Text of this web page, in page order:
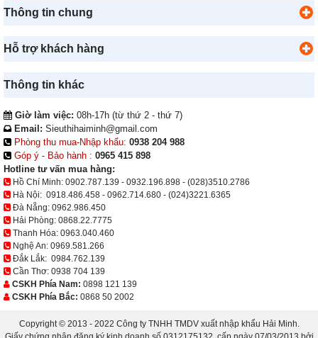
Thông tin chung
Hỗ trợ khách hàng
Thông tin khác
Giờ làm việc: 08h-17h (từ thứ 2 - thứ 7)
Email: Sieuthihaiminh@gmail.com
Phòng thu mua-Nhập khẩu: 0938 204 988
Góp ý - Bảo hành : 0965 415 898
Hotline tư vấn mua hàng:
Hồ Chí Minh: 0902.787.139 - 0932.196.898 - (028)3510.2786
Hà Nội: 0918.486.458 - 0962.714.680 - (024)3221.6365
Đà Nẵng: 0962.986.450
Hải Phòng: 0868.22.7775
Thanh Hóa: 0963.040.460
Nghệ An: 0969.581.266
Đắk Lắk: 0984.762.139
Cần Thơ: 0938 704 139
CSKH Phía Nam: 0898 121 139
CSKH Phía Bắc: 0868 50 2002
Copyright © 2013 - 2022 Công ty TNHH TMDV xuất nhập khẩu Hải Minh.